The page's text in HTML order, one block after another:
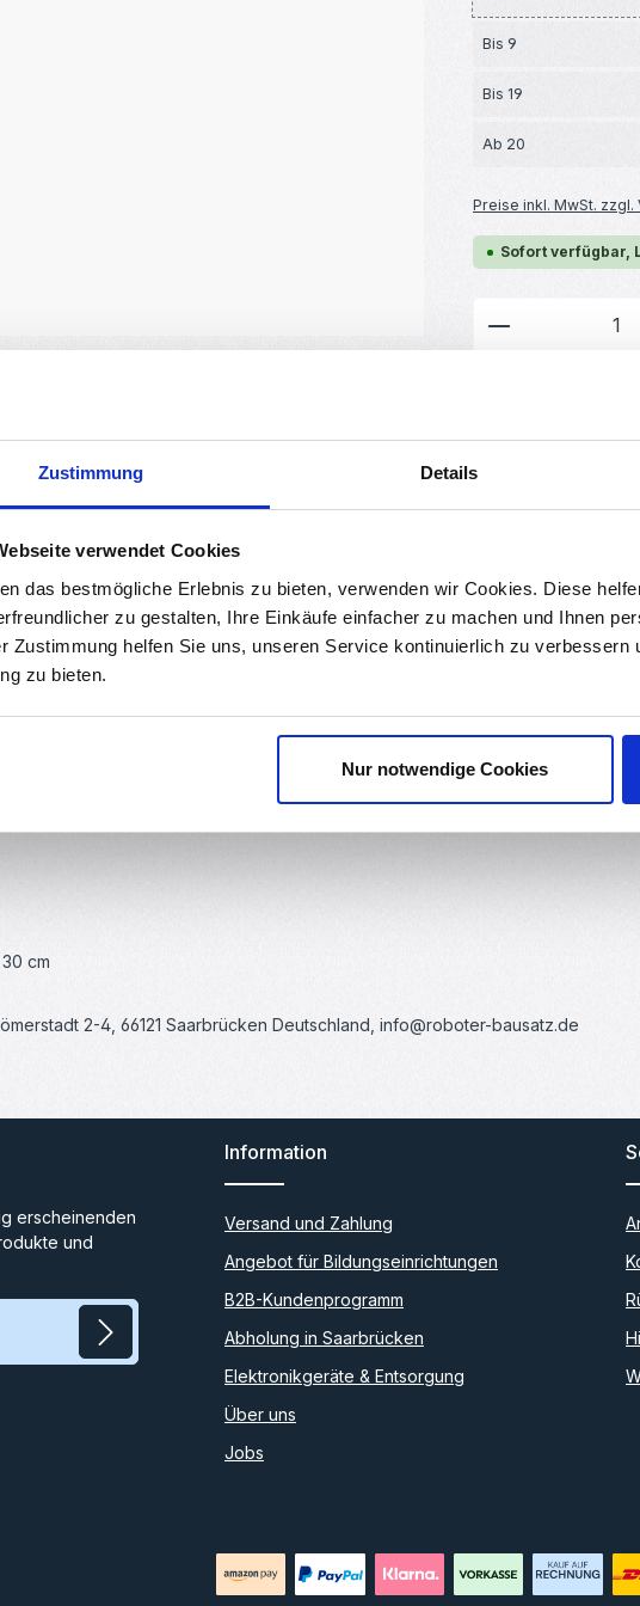
Zustimmung Details
verwendet Cookies
das bestmögliche Erlebnis zu bieten, verwenden wir Cookies. Diese
zu gestalten, Ihre Einkäufe einfacher zu machen und Ihnen
Zustimmung helfen Sie uns, unseren Service kontinuierlich zu verbessern
zu bieten.
Nur notwendige Cookies
Bis 9
Bis 19
Ab 20
Preise inkl. MwSt. zzgl.
Sofort verfügbar,
Produkt
GTIN/EAN:
Hersteller:
MakerMind
Downloads Bewertungen
cm
2-4, 66121 Saarbrücken Deutschland, info@roboter-bausatz.de
erscheinenden
und
Information
Versand und Zahlung
Angebot für Bildungseinrichtungen
B2B-Kundenprogramm
Abholung in Saarbrücken
Elektronikgeräte & Entsorgung
Über uns
Jobs